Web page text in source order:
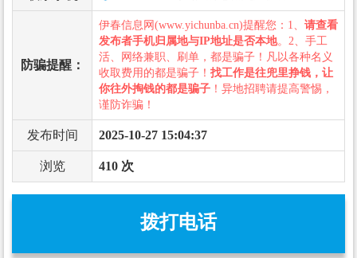
防骗提醒：
伊春信息网(www.yichunba.cn)提醒您：1、 请查看
发布者手机归属地与IP地址是否本地。2、手工
活、网络兼职、刷单，都是骗子！凡以各种名义
收取费用的都是骗子！ 找工作是往兜里挣钱，让
你往外掏钱的都是骗子 ！异地招聘请提高警惕，
谨防诈骗！
发布时间 2025-10-27 15:04:37
浏览 410 次
拨打电话